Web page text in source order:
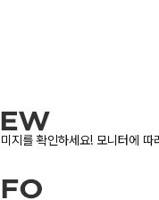
지를 확인하세요! 모니터에